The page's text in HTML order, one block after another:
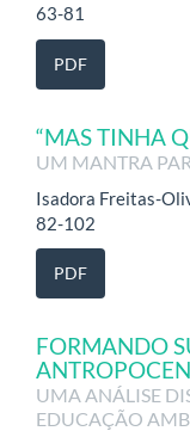
63-81
PDF
“MAS TINHA
UM MANTRA
Isadora Freitas-
82-102
PDF
FORMANDO
UMA ANÁLISE
EDUCAÇÃO